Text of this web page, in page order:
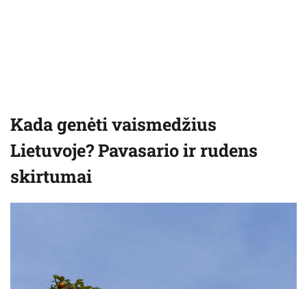
Kada genėti vaismedžius
Lietuvoje? Pavasario ir rudens
skirtumai